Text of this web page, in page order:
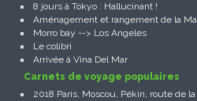
8 jours à Tokyo : Hallucinant !
Aménagement et rangement de la
Morro bay --> Los Angeles
Le colibri
Arrivée à Vina Del Mar
Carnets de voyage populaires
2018 Paris, Moscou, Pékin, route de